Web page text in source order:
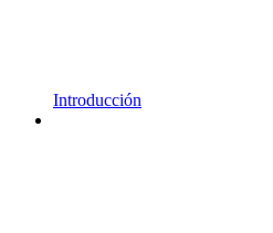
Introducción